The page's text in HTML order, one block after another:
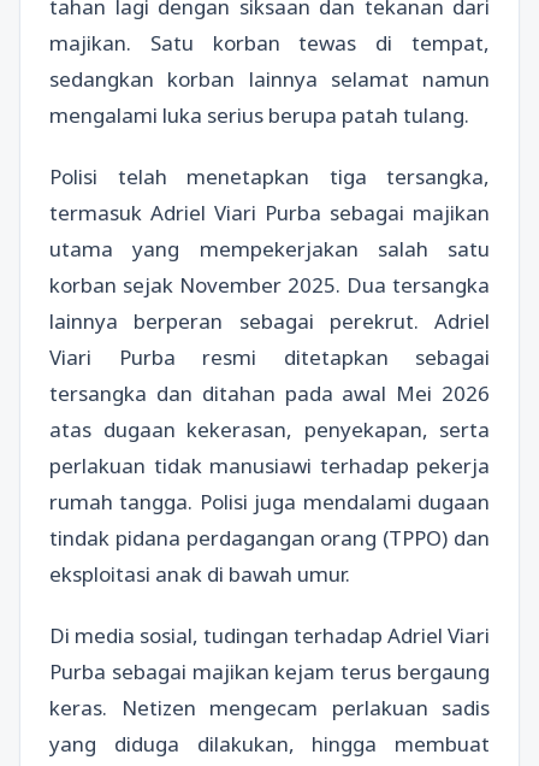
tahan lagi dengan siksaan dan tekanan dari
majikan. Satu korban tewas di tempat,
sedangkan korban lainnya selamat namun
mengalami luka serius berupa patah tulang.
Polisi telah menetapkan tiga tersangka,
termasuk Adriel Viari Purba sebagai majikan
utama yang mempekerjakan salah satu
korban sejak November 2025. Dua tersangka
lainnya berperan sebagai perekrut. Adriel
Viari Purba resmi ditetapkan sebagai
tersangka dan ditahan pada awal Mei 2026
atas dugaan kekerasan, penyekapan, serta
perlakuan tidak manusiawi terhadap pekerja
rumah tangga. Polisi juga mendalami dugaan
tindak pidana perdagangan orang (TPPO) dan
eksploitasi anak di bawah umur.
Di media sosial, tudingan terhadap Adriel Viari
Purba sebagai majikan kejam terus bergaung
keras. Netizen mengecam perlakuan sadis
yang diduga dilakukan, hingga membuat